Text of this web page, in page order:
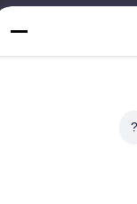
عنواننا